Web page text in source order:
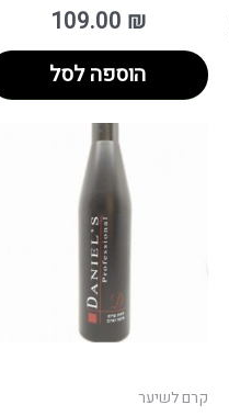
109.00 ₪
הוספה לסל
קרם לשיער